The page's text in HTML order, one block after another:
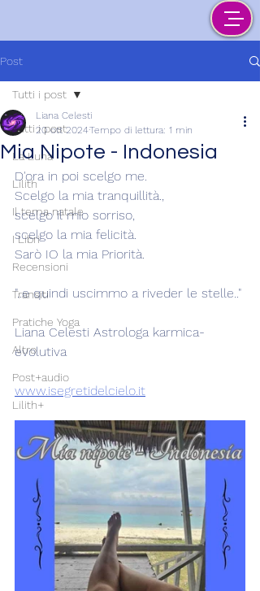
Post
Tutti i post
La Luna
Lilith
Il tema natale
I Libri
Recensioni
Transiti
Pratiche Yoga
Altro
Post+audio
Lilith+
Tutti i post
Mia Nipote - Indonesia
Liana Celesti
20 ott 2024Tempo di lettura: 1 min
D'ora in poi scelgo me.
Scelgo la mia tranquillità.,
scelgo il mio sorriso,
scelgo la mia felicità.
Sarò IO la mia Priorità.
"..e quindi uscimmo a riveder le stelle.."
Liana Celesti Astrologa karmica-
evolutiva
www.isegretidelcielo.it